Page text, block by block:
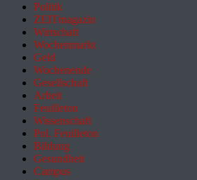
Politik
ZEITmagazin
Wirtschaft
Wochenmarkt
Geld
Wochenende
Gesellschaft
Arbeit
Feuilleton
Wissenschaft
Pol. Feuilleton
Bildung
Gesundheit
Campus